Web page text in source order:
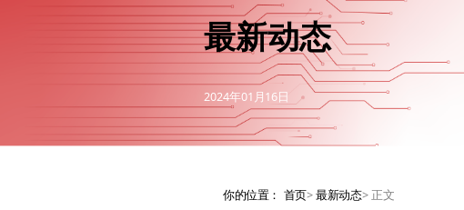
最新动态
2024年01月16日
你的位置： 首页> 最新动态> 正文